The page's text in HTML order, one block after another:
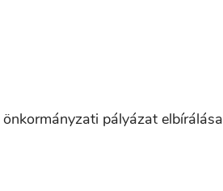
önkormányzati pályázat elbírálása